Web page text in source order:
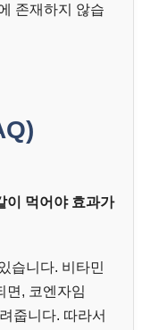
존재하지 않습
이 먹어야 효과가
습니다. 비타민
면, 코엔자임
줍니다. 따라서